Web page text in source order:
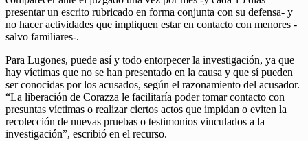
presentar un escrito rubricado en forma conjunta con su defensa- y
no hacer actividades que impliquen estar en contacto con menores -
salvo familiares-.
Para Lugones, puede así y todo entorpecer la investigación, ya que
hay víctimas que no se han presentado en la causa y que sí pueden
ser conocidas por los acusados, según el razonamiento del acusador.
“La liberación de Corazza le facilitaría poder tomar contacto con
presuntas víctimas o realizar ciertos actos que impidan o eviten la
recolección de nuevas pruebas o testimonios vinculados a la
investigación”, escribió en el recurso.